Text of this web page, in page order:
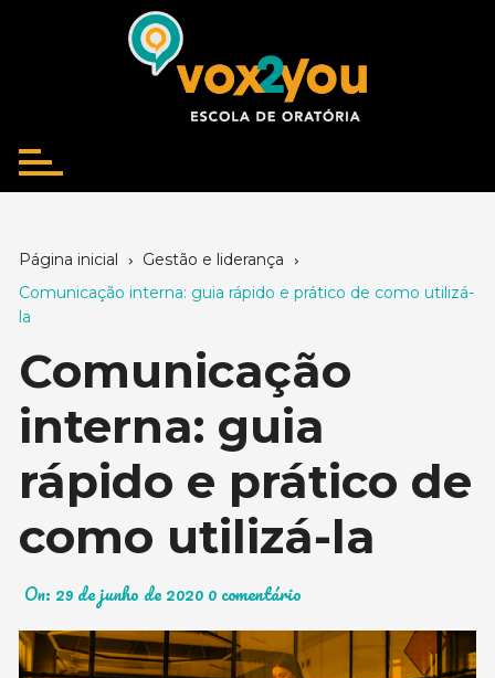
Página inicial
Gestão e liderança
Comunicação interna: guia rápido e prático de como utilizá-
la
Comunicação
interna: guia
rápido e prático de
como utilizá-la
On: 29 de junho de 20200 comentário